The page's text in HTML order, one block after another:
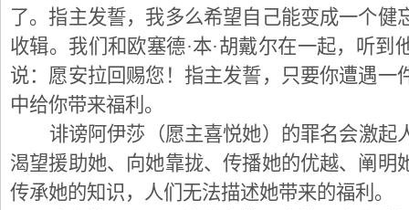
了。指主发誓，我多么希望自己能变成一个健
收辑。我们和欧塞德·本·胡戴尔在一起，听到
说：愿安拉回赐您！指主发誓，只要你遭遇一
中给你带来福利。
诽谤阿伊莎（愿主喜悦她）的罪名会激起
渴望援助她、向她靠拢、传播她的优越、阐明
传承她的知识，人们无法描述她带来的福利。